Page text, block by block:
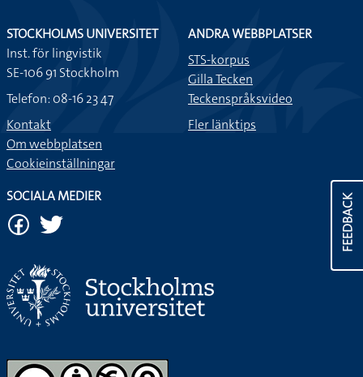
FEEDBACK
STOCKHOLMS UNIVERSITET
Inst. för lingvistik
SE-106 91 Stockholm
Telefon: 08-16 23 47
Kontakt
Om webbplatsen
Cookieinställningar
ANDRA WEBBPLATSER
STS-korpus
Gilla Tecken
Teckenspråksvideo
Fler länktips
SOCIALA MEDIER